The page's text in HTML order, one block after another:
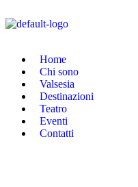
Home
Chi sono
Valsesia
Destinazioni
Teatro
Eventi
Contatti